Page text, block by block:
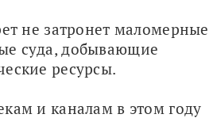
не затронет маломерные
суда, добывающие
ресурсы.
и каналам в этом году